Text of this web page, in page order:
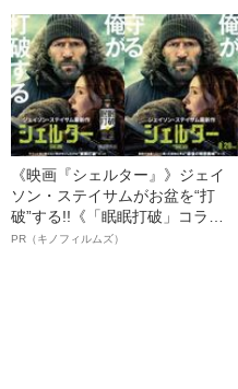
続けるワケ
《映画『シェルター』》ジェイ
ソン・ステイサムがお盆を“打
破”する!!《「眠眠打破」コラ
ボ》
PR（キノフィルムズ）